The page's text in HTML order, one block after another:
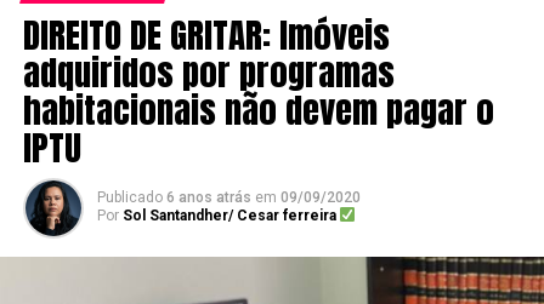
DIREITO DE GRITAR: Imóveis
adquiridos por programas
habitacionais não devem pagar o
IPTU
Publicado 6 anos atrás em 09/09/2020
Por Sol Santandher/ Cesar ferreira